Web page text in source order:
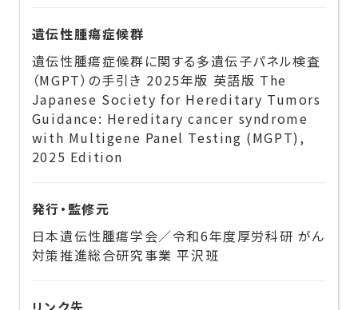
遺伝性腫瘍症候群
遺伝性腫瘍症候群に関する多遺伝子パネル検査
（MGPT）の手引き 2025年版 英語版 The
Japanese Society for Hereditary Tumors
Guidance: Hereditary cancer syndrome
with Multigene Panel Testing (MGPT),
2025 Edition
発行・監修元
日本遺伝性腫瘍学会／令和6年度厚労科研 がん
対策推進総合研究事業 平沢班